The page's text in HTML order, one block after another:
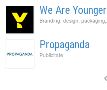
We Are Younger
Branding, design, packaging,
Propaganda
Publicitate